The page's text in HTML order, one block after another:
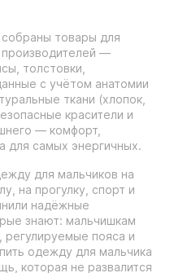
товары для
производителей —
толстовки,
с учётом анатомии
ткани (хлопок,
красители и
— комфорт,
для самых энергичных.
для мальчиков на
на прогулку, спорт и
надёжные
знают: мальчишкам
пояса и
одежду для мальчика
которая не развалится